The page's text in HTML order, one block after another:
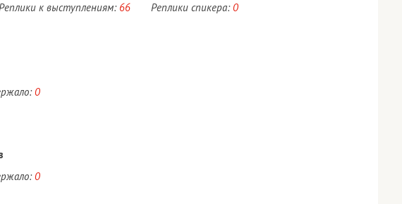
к выступлениям: 66 Реплики спикера: 0
0
0